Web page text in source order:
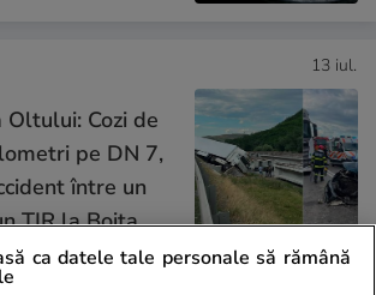
13 iul.
Cozi de
pe DN 7,
între un
TIR la Boița
ca datele tale personale să rămână